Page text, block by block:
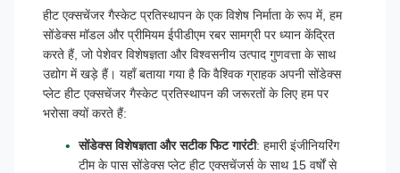
हीट एक्सचेंजर गैस्केट प्रतिस्थापन के एक विशेष निर्माता के रूप में, हम
सोंडेक्स मॉडल और प्रीमियम ईपीडीएम रबर सामग्री पर ध्यान केंद्रित
करते हैं, जो पेशेवर विशेषज्ञता और विश्वसनीय उत्पाद गुणवत्ता के साथ
उद्योग में खड़े हैं। यहाँ बताया गया है कि वैश्विक ग्राहक अपनी सोंडेक्स
प्लेट हीट एक्सचेंजर गैस्केट प्रतिस्थापन की जरूरतों के लिए हम पर
भरोसा क्यों करते हैं:
सोंडेक्स विशेषज्ञता और सटीक फिट गारंटी: हमारी इंजीनियरिंग
टीम के पास सोंडेक्स प्लेट हीट एक्सचेंजर्स के साथ 15 वर्षों से